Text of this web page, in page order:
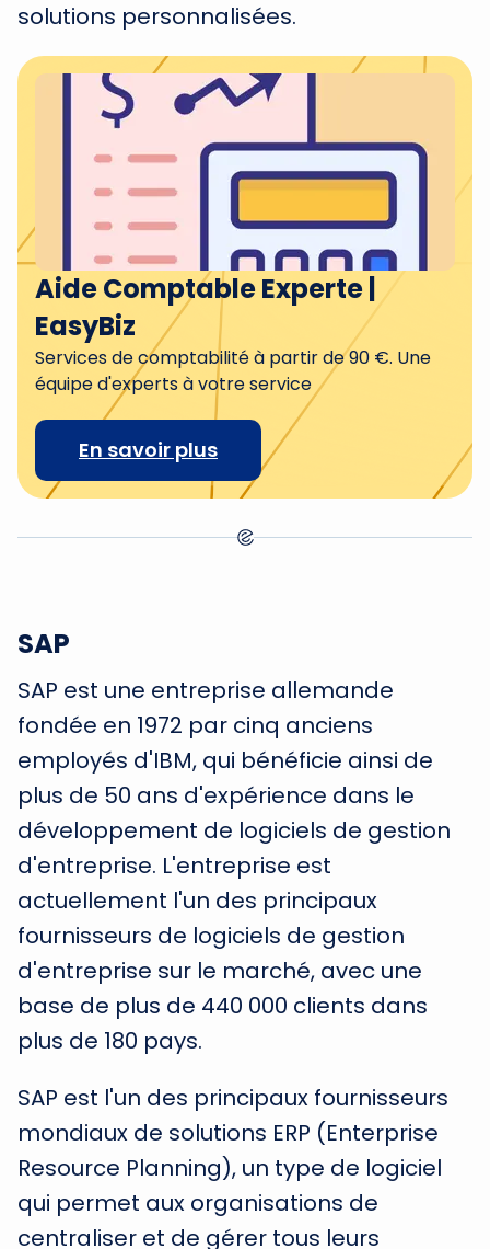
solutions personnalisées.
Aide Comptable Experte |
EasyBiz
Services de comptabilité à partir de 90 €. Une
équipe d'experts à votre service
En savoir plus
SAP
SAP est une entreprise allemande
fondée en 1972 par cinq anciens
employés d'IBM, qui bénéficie ainsi de
plus de 50 ans d'expérience dans le
développement de logiciels de gestion
d'entreprise. L'entreprise est
actuellement l'un des principaux
fournisseurs de logiciels de gestion
d'entreprise sur le marché, avec une
base de plus de 440 000 clients dans
plus de 180 pays.
SAP est l'un des principaux fournisseurs
mondiaux de solutions ERP (Enterprise
Resource Planning), un type de logiciel
qui permet aux organisations de
centraliser et de gérer tous leurs